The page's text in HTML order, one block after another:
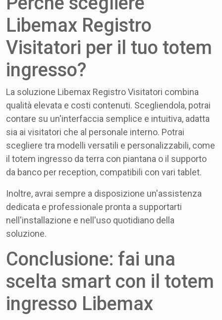
Libemax Registro
Visitatori per il tuo totem
ingresso?
La soluzione Libemax Registro Visitatori combina
qualità elevata e costi contenuti. Scegliendola, potrai
contare su un'interfaccia semplice e intuitiva, adatta
sia ai visitatori che al personale interno. Potrai
scegliere tra modelli versatili e personalizzabili, come
il totem ingresso da terra con piantana o il supporto
da banco per reception, compatibili con vari tablet.
Inoltre, avrai sempre a disposizione un'assistenza
dedicata e professionale pronta a supportarti
nell'installazione e nell'uso quotidiano della
soluzione.
Conclusione: fai una
scelta smart con il totem
ingresso Libemax